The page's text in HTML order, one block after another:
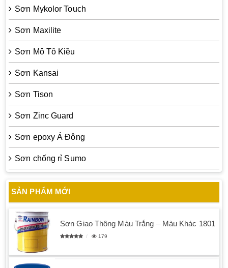
Sơn Mykolor Touch
Sơn Maxilite
Sơn Mô Tô Kiều
Sơn Kansai
Sơn Tison
Sơn Zinc Guard
Sơn epoxy Á Đông
Sơn chống rỉ Sumo
SẢN PHẨM MỚI
Sơn Giao Thông Màu Trắng – Màu Khác 1801
179